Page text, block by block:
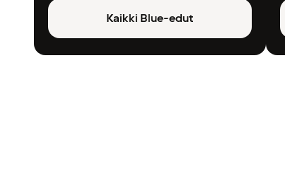
Kaikki Blue-edut